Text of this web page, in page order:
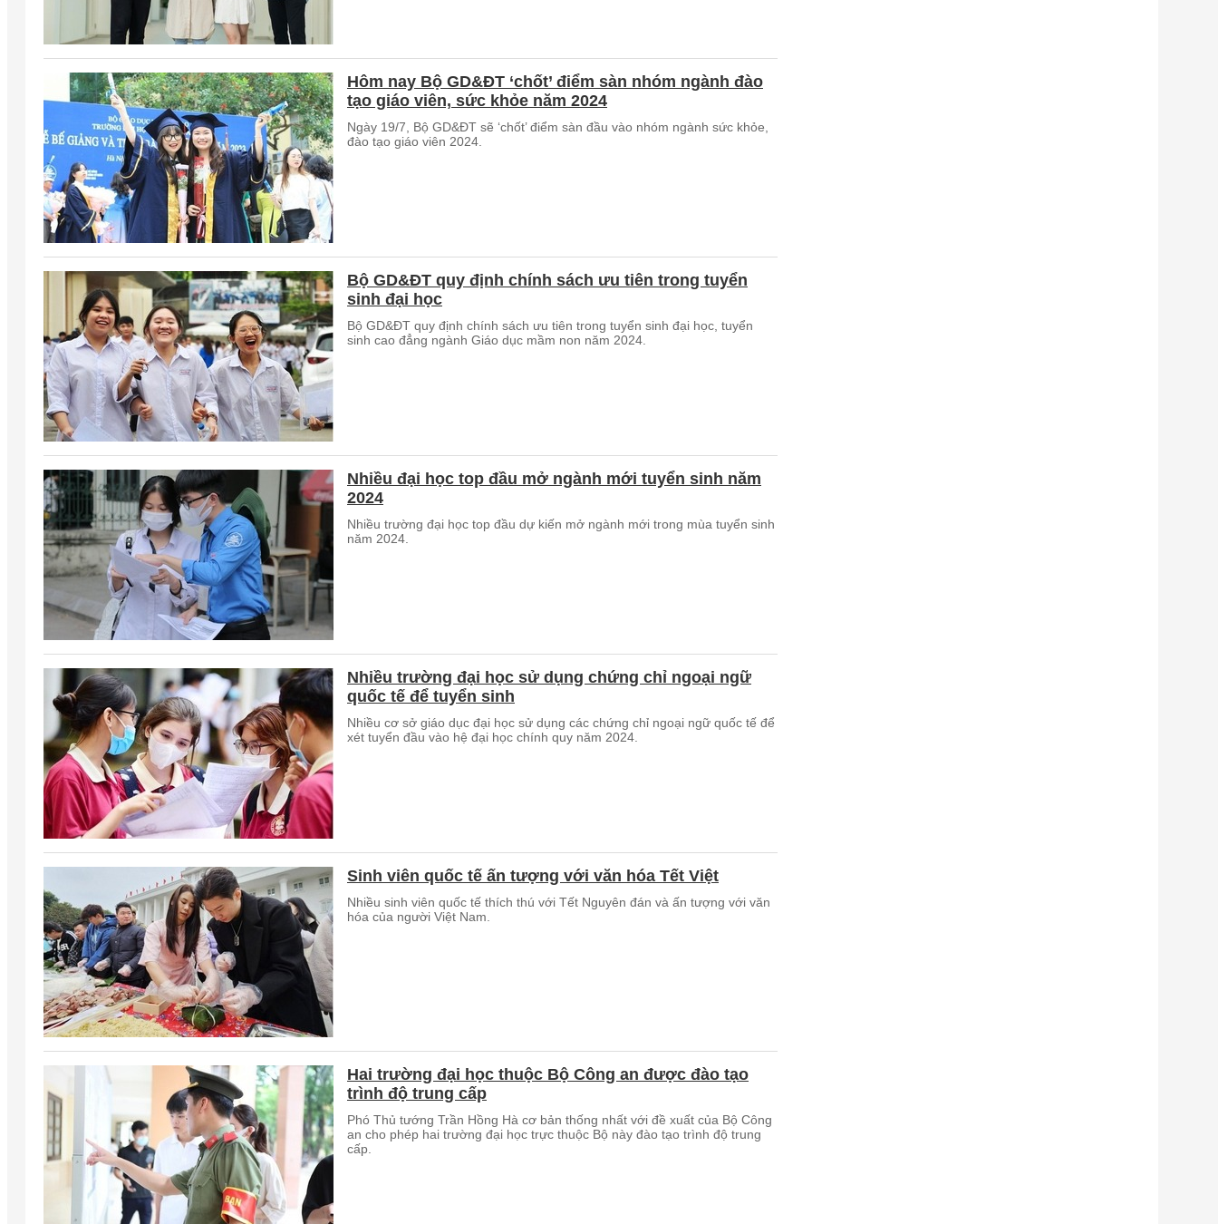
Hôm nay Bộ GD&ĐT ‘chốt’ điểm sàn nhóm ngành đào
tạo giáo viên, sức khỏe năm 2024
Ngày 19/7, Bộ GD&ĐT sẽ ‘chốt’ điểm sàn đầu vào nhóm ngành sức khỏe,
đào tạo giáo viên 2024.
Bộ GD&ĐT quy định chính sách ưu tiên trong tuyển
sinh đại học
Bộ GD&ĐT quy định chính sách ưu tiên trong tuyển sinh đại học, tuyển
sinh cao đẳng ngành Giáo dục mầm non năm 2024.
Nhiều đại học top đầu mở ngành mới tuyển sinh năm
2024
Nhiều trường đại học top đầu dự kiến mở ngành mới trong mùa tuyển sinh
năm 2024.
Nhiều trường đại học sử dụng chứng chỉ ngoại ngữ
quốc tế để tuyển sinh
Nhiều cơ sở giáo dục đại học sử dụng các chứng chỉ ngoại ngữ quốc tế để
xét tuyển đầu vào hệ đại học chính quy năm 2024.
Sinh viên quốc tế ấn tượng với văn hóa Tết Việt
Nhiều sinh viên quốc tế thích thú với Tết Nguyên đán và ấn tượng với văn
hóa của người Việt Nam.
Hai trường đại học thuộc Bộ Công an được đào tạo
trình độ trung cấp
Phó Thủ tướng Trần Hồng Hà cơ bản thống nhất với đề xuất của Bộ Công
an cho phép hai trường đại học trực thuộc Bộ này đào tạo trình độ trung
cấp.